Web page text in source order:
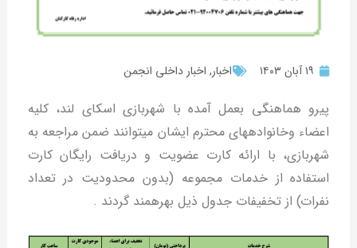
۱۹ آبان ۱۴۰۳ اخبار, اخبار داخلی انجمن
پیرو هماهنگی بعمل آمده با شهربازی اسکای ­لند، کلیه
اعضاء وخانواده­های محترم ایشان می­توانند ضمن مراجعه به
شهربازی، با ارائه کارت عضویت و دریافت رایگان کارت
استفاده از خدمات مجموعه (بدون محدودیت در تعداد
نفرات) از تخفیفات جدول ذیل بهره­مند گردند .